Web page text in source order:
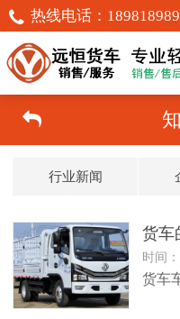
热线电话：
行业新闻
货车
时间
货车